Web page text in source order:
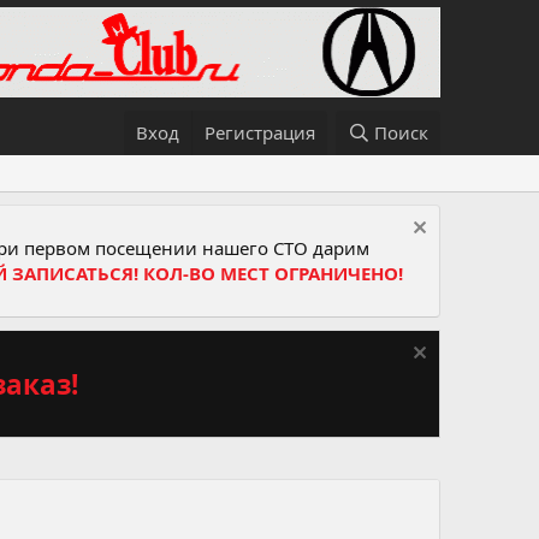
Вход Регистрация Поиск
первом посещении нашего СТО дарим
ЗАПИСАТЬСЯ! КОЛ-ВО МЕСТ ОГРАНИЧЕНО!